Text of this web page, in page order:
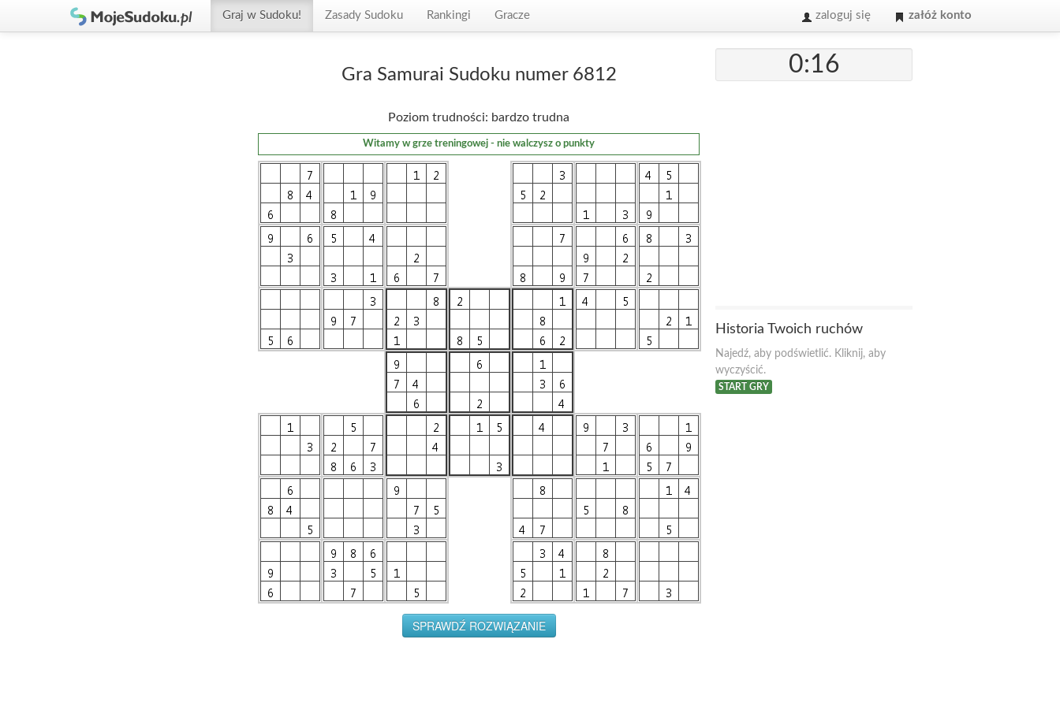
Graj w Sudoku! Zasady Sudoku Rankingi Gracze zaloguj się załóż konto
Gra Samurai Sudoku numer 6812
Poziom trudności: bardzo trudna
Witamy w grze treningowej - nie walczysz o punkty
0:16
Historia Twoich ruchów
Najedź, aby podświetlić. Kliknij, aby
wyczyścić.
START GRY